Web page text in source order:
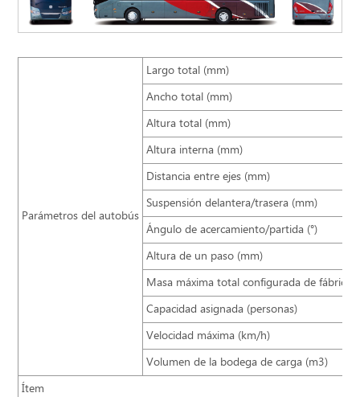
Parámetros del autobús
Largo total (mm)
Ancho total (mm)
Altura total (mm)
Altura interna (mm)
Distancia entre ejes (mm)
Suspensión delantera/trasera (mm)
Ángulo de acercamiento/partida (°)
Altura de un paso (mm)
Masa máxima total configurada de fábrica
Capacidad asignada (personas)
Velocidad máxima (km/h)
Volumen de la bodega de carga (m3)
Ítem